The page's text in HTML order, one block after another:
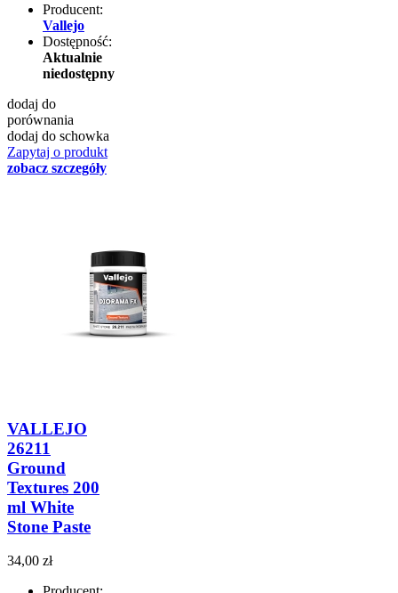
Producent:
Vallejo
Dostępność:
Aktualnie
niedostępny
dodaj do
porównania
dodaj do schowka
Zapytaj o produkt
zobacz szczegóły
VALLEJO
26211
Ground
Textures 200
ml White
Stone Paste
34,00 zł